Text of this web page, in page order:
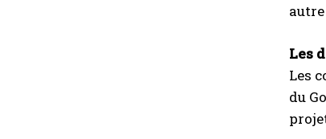
Les
Les
du